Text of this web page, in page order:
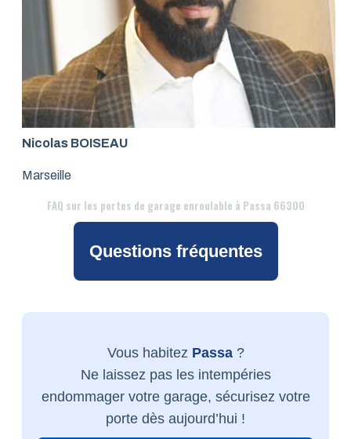
Nicolas BOISEAU
Marseille
FAQ sur les portes de garage enroulable à Passa 66300
Questions fréquentes
Vous habitez Passa?
Ne laissez pas les intempéries
endommager votre garage, sécurisez votre
porte dès aujourd’hui !